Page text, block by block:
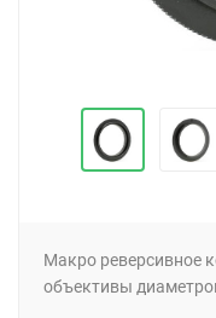
Макро реверсивное
объективы